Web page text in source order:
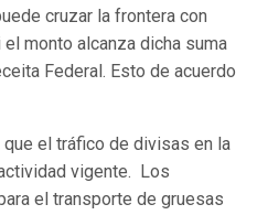
cruzar la frontera con
monto alcanza dicha suma
Federal. Esto de acuerdo
el tráfico de divisas en la
vigente. Los
el transporte de gruesas